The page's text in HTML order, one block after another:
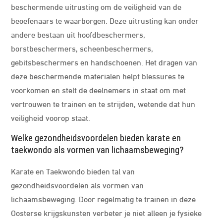
beschermende uitrusting om de veiligheid van de
beoefenaars te waarborgen. Deze uitrusting kan onder
andere bestaan uit hoofdbeschermers,
borstbeschermers, scheenbeschermers,
gebitsbeschermers en handschoenen. Het dragen van
deze beschermende materialen helpt blessures te
voorkomen en stelt de deelnemers in staat om met
vertrouwen te trainen en te strijden, wetende dat hun
veiligheid voorop staat.
Welke gezondheidsvoordelen bieden karate en
taekwondo als vormen van lichaamsbeweging?
Karate en Taekwondo bieden tal van
gezondheidsvoordelen als vormen van
lichaamsbeweging. Door regelmatig te trainen in deze
Oosterse krijgskunsten verbeter je niet alleen je fysieke